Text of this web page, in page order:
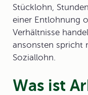
Stücklohn,
einer Entlohnung
Verhältnisse
ansonsten spricht
Soziallohn.
Was ist